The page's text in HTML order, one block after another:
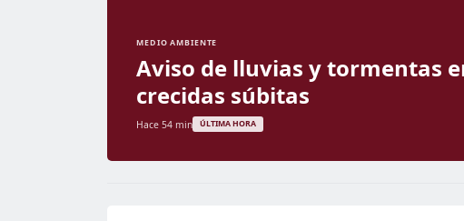
MEDIO AMBIENTE
Aviso de lluvias y tormentas
crecidas súbitas
Hace 54 min ÚLTIMA HORA